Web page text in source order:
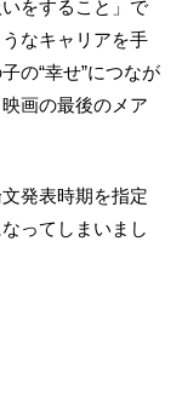
をすること」で
なキャリアを手
の“幸せ”につなが
画の最後のメア
発表時期を指定
ってしまいまし